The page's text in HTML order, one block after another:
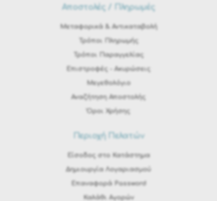
Αποστολές / Πληρωμές
Μεταφορικά & Αντικαταβολή
Τρόποι Πληρωμής
Τρόποι Παραγγελίας
Eπιστροφές - Ακυρώσεις
Μεγεθολόγιο
Αναζήτηση Αποστολής
Όροι Χρήσης
Περιοχή Πελατών
Είσοδος στο Κατάστημα
Δημιουργία Λογαριασμού
Επαναφορά Password
Καλάθι Αγορών